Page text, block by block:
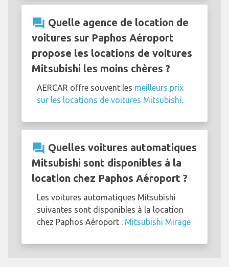
question_answer Quelle agence de location de
voitures sur Paphos Aéroport
propose les locations de voitures
Mitsubishi les moins chères ?
AERCAR offre souvent les meilleurs prix
sur les locations de voitures Mitsubishi.
question_answer Quelles voitures automatiques
Mitsubishi sont disponibles à la
location chez Paphos Aéroport ?
Les voitures automatiques Mitsubishi
suivantes sont disponibles à la location
chez Paphos Aéroport : Mitsubishi Mirage